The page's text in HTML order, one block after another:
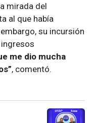
mirada del
al que había
su incursión
me dio mucha
, comentó.